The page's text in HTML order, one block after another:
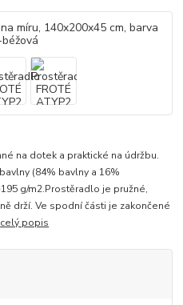
na dotek a praktické na údržbu.
(84% bavlny a 16%
g/m2.Prostěradlo je pružné,
drží. Ve spodní části je zakončené
celý popis